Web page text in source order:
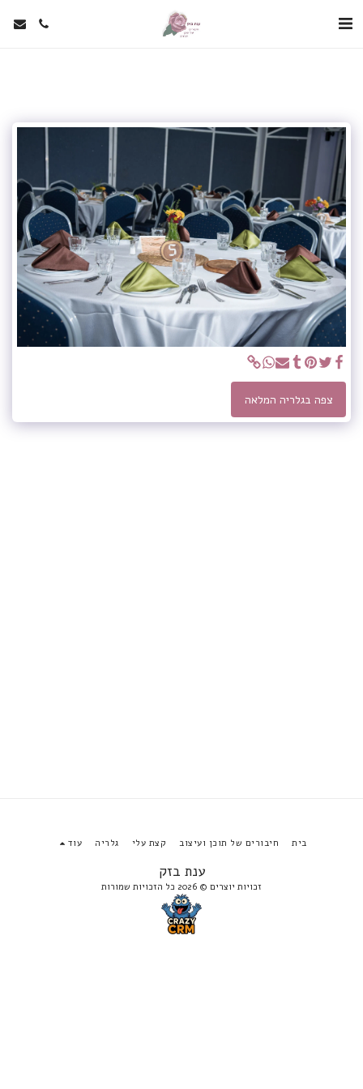
צפה בגלריה המלאה
ענת בזק
זכויות יוצרים © 2026 כל הזכויות שמורות
בית חיבורים של תוכן ועיצוב קצת עלי גלריה עוד